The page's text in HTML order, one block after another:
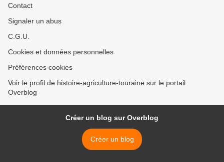
Contact
Signaler un abus
C.G.U.
Cookies et données personnelles
Préférences cookies
Voir le profil de histoire-agriculture-touraine sur le portail
Overblog
Créer un blog sur Overblog
Créer un blog